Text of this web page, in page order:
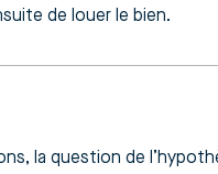
de louer le bien.
la question de